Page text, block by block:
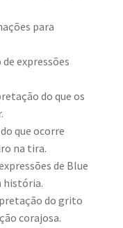
para
expressões
do que os
que ocorre
na tira.
de Blue
história.
do grito
corajosa.